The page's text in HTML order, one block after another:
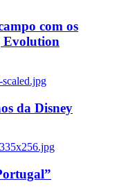
com os
Evolution
da Disney